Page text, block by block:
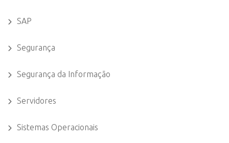
SAP
Segurança
Segurança da Informação
Servidores
Sistemas Operacionais